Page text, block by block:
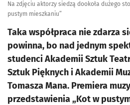
Na zdjęciu aktorzy siedzą dookoła dużego
pustym mieszkaniu”
Taka współpraca nie zdarza
powinna, bo nad jednym
studenci Akademii Sztuk
Sztuk Pięknych i Akademii
Tomasza Mana. Premiera
przedstawienia „Kot w